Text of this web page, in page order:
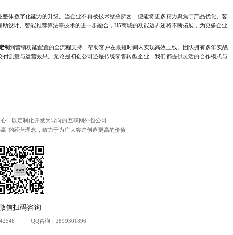
数字化能力的升级。当企业不再被技术壁垒所困，便能将更多精力聚焦于产品优化、客
设计、智能推荐算法等技术的进一步融合，H5商城的功能边界还将不断拓展，为更多企业
制到营销功能配置的全流程支持，帮助客户在最短时间内实现高效上线。团队拥有多年实战
质量与运营效果。无论是初创公司还是传统零售转型企业，我们都提供灵活的合作模式与
，以定制化开发为导向的互联网外包公司
”的经营理念，致力于为广大客户创造更高的价值
QQ咨询：2899301896